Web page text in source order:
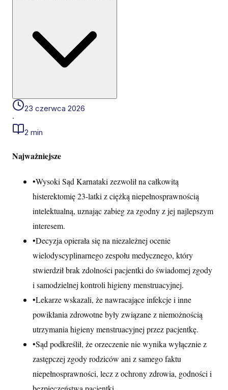
23 czerwca 2026
·
2 min
Najważniejsze
•Wysoki Sąd Karnataki zezwolił na całkowitą
histerektomię 23-latki z ciężką niepełnosprawnością
intelektualną, uznając zabieg za zgodny z jej najlepszym
interesem.
•Decyzja opierała się na niezależnej ocenie
wielodyscyplinarnego zespołu medycznego, który
stwierdził brak zdolności pacjentki do świadomej zgody
i samodzielnej kontroli higieny menstruacyjnej.
•Lekarze wskazali, że nawracające infekcje i inne
powikłania zdrowotne były związane z niemożnością
utrzymania higieny menstruacyjnej przez pacjentkę.
•Sąd podkreślił, że orzeczenie nie wynika wyłącznie z
zastępczej zgody rodziców ani z samego faktu
niepełnosprawności, lecz z ochrony zdrowia, godności i